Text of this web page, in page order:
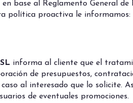
base al Reglamento General
política proactiva le informamos:
informa al cliente que el
de presupuestos,
al interesado que lo solicite.
de eventuales promociones.